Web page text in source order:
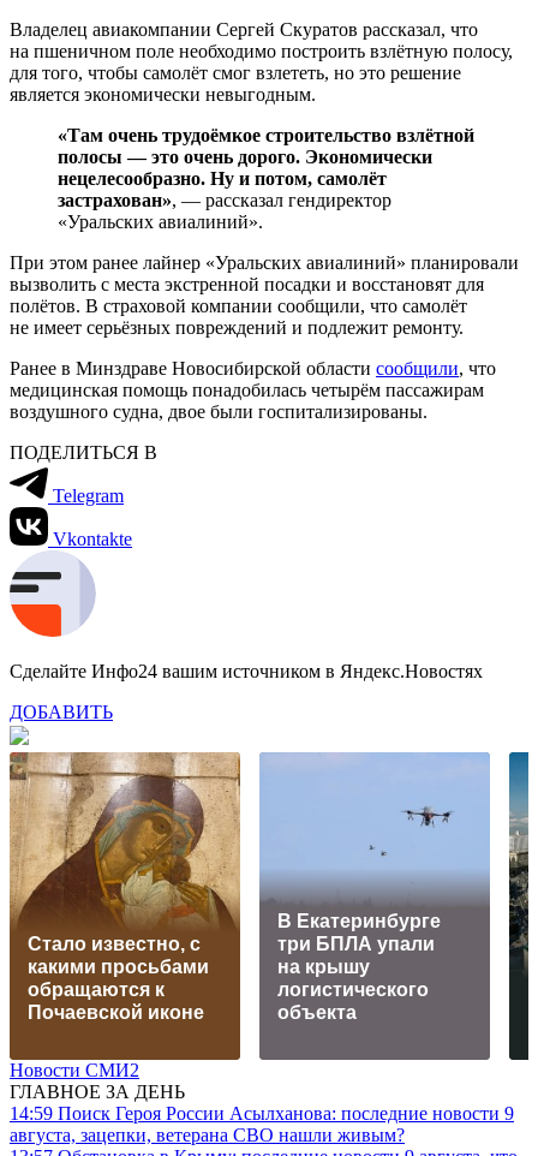
Владелец авиакомпании Сергей Скуратов рассказал, что
на пшеничном поле необходимо построить взлётную полосу,
для того, чтобы самолёт смог взлететь, но это решение
является экономически невыгодным.
«Там очень трудоёмкое строительство взлётной
полосы — это очень дорого. Экономически
нецелесообразно. Ну и потом, самолёт
застрахован», — рассказал гендиректор
«Уральских авиалиний».
При этом ранее лайнер «Уральских авиалиний» планировали
вызволить с места экстренной посадки и восстановят для
полётов. В страховой компании сообщили, что самолёт
не имеет серьёзных повреждений и подлежит ремонту.
Ранее в Минздраве Новосибирской области сообщили, что
медицинская помощь понадобилась четырём пассажирам
воздушного судна, двое были госпитализированы.
ПОДЕЛИТЬСЯ В
Telegram
Vkontakte
Сделайте Инфо24 вашим источником в Яндекс.Новостях
ДОБАВИТЬ
Стало известно, с
какими просьбами
обращаются к
Почаевской иконе
В Екатеринбурге
три БПЛА упали
на крышу
логистического
объекта
Новости СМИ2
ГЛАВНОЕ ЗА ДЕНЬ
14:59 Поиск Героя России Асылханова: последние новости 9
августа, зацепки, ветерана СВО нашли живым?